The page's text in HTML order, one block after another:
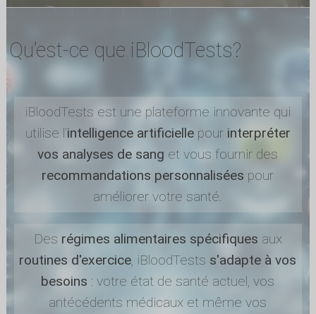
Qu’est-ce que iBloodTests?
iBloodTests est une plateforme innovante qui
utilise l'intelligence artificiellepour interpréter
vos analyses de sang et vous fournir des
recommandations personnalisées pour
améliorer votre santé.
Des régimes alimentaires spécifiques aux
routines d'exercice , iBloodTests s'adapte à vos
besoins : votre état de santé actuel, vos
antécédents médicaux et même vos